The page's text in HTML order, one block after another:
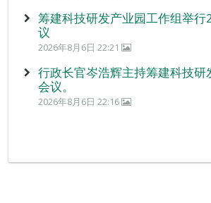
筹建科技研发产业园工作组举
议
2026年8月6日 22:21
行政长官岑浩辉主持筹建科技研
会议。
2026年8月6日 22:16